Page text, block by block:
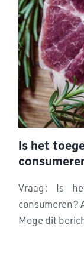
Is het
Vraag: Is
consumeren?
Moge dit